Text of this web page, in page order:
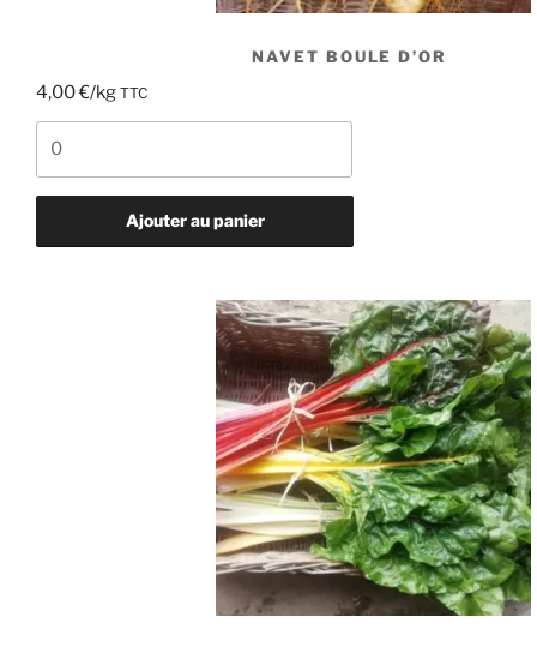
NAVET BOULE D’OR
4,00€/kg TTC
Navet
d'or
Ajouter au panier